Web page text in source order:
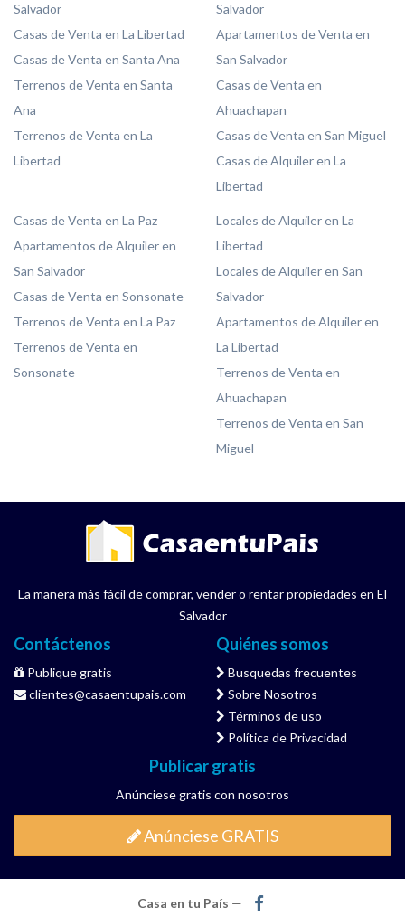
Salvador
Casas de Venta en La Libertad
Casas de Venta en Santa Ana
Terrenos de Venta en Santa
Ana
Terrenos de Venta en La
Libertad
Salvador
Apartamentos de Venta en
San Salvador
Casas de Venta en
Ahuachapan
Casas de Venta en San Miguel
Casas de Alquiler en La
Libertad
Casas de Venta en La Paz
Apartamentos de Alquiler en
San Salvador
Casas de Venta en Sonsonate
Terrenos de Venta en La Paz
Terrenos de Venta en
Sonsonate
Locales de Alquiler en La
Libertad
Locales de Alquiler en San
Salvador
Apartamentos de Alquiler en
La Libertad
Terrenos de Venta en
Ahuachapan
Terrenos de Venta en San
Miguel
La manera más fácil de comprar, vender o rentar propiedades en El
Salvador
Contáctenos
Publique gratis
clientes@casaentupais.com
Quiénes somos
Busquedas frecuentes
Sobre Nosotros
Términos de uso
Política de Privacidad
Publicar gratis
Anúnciese gratis con nosotros
Anúnciese GRATIS
Casa en tu País —